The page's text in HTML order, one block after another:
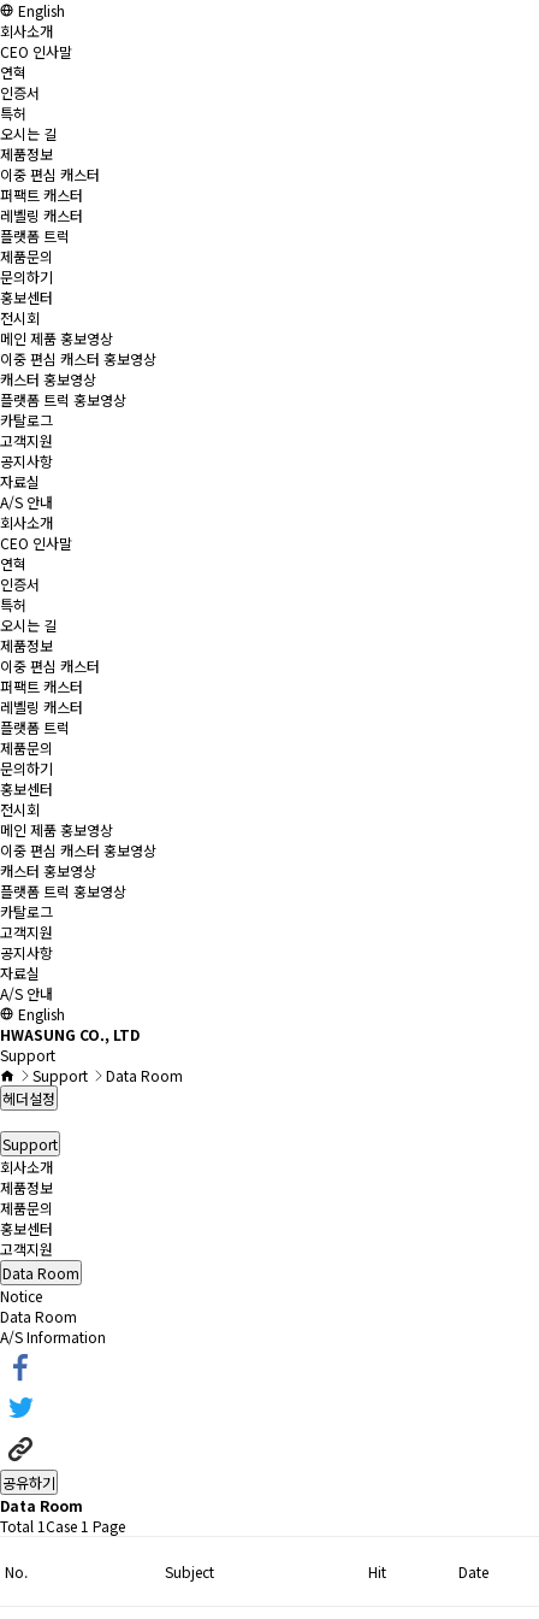
English
회사소개
CEO 인사말
연혁
인증서
특허
오시는 길
제품정보
이중 편심 캐스터
퍼팩트 캐스터
레벨링 캐스터
플랫폼 트럭
제품문의
문의하기
홍보센터
전시회
메인 제품 홍보영상
이중 편심 캐스터 홍보영상
캐스터 홍보영상
플랫폼 트럭 홍보영상
카탈로그
고객지원
공지사항
자료실
A/S 안내
회사소개
CEO 인사말
연혁
인증서
특허
오시는 길
제품정보
이중 편심 캐스터
퍼팩트 캐스터
레벨링 캐스터
플랫폼 트럭
제품문의
문의하기
홍보센터
전시회
메인 제품 홍보영상
이중 편심 캐스터 홍보영상
캐스터 홍보영상
플랫폼 트럭 홍보영상
카탈로그
고객지원
공지사항
자료실
A/S 안내
English
HWASUNG CO., LTD
Support
Support
Data Room
헤더설정
Support
회사소개
제품정보
제품문의
홍보센터
고객지원
Data Room
Notice
Data Room
A/S Information
공유하기
Data Room
Total 1Case 1 Page
No. Subject Hit Date